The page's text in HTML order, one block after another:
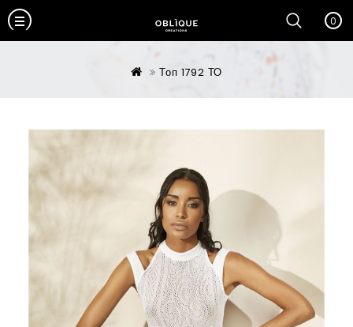
0
Топ 1792 ТО